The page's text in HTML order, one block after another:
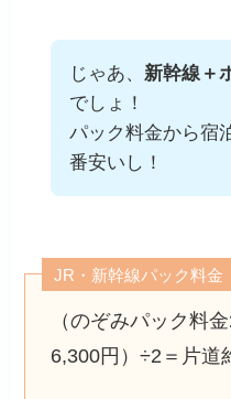
じゃあ、 新幹線＋
でしょ！
パック料金から宿
番安いし！
JR・新幹線パック料金
（のぞみパック料金
6,300円）÷2＝片道